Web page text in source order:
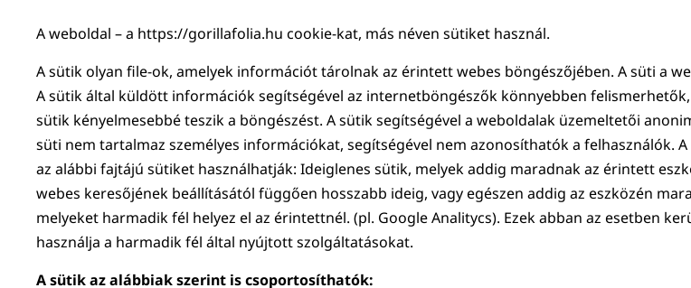
A weboldal – a https://gorillafolia.hu cookie-kat, más néven sütiket használ.
A sütik olyan file-ok, amelyek információt tárolnak az érintett webes böngészőjében. A süti a
A sütik által küldött információk segítségével az internetböngészők könnyebben
sütik kényelmesebbé teszik a böngészést. A sütik segítségével a weboldalak üzemeltetői
süti nem tartalmaz személyes információkat, segítségével nem azonosíthatók a felhasználók.
az alábbi fajtájú sütiket használhatják: Ideiglenes sütik, melyek addig maradnak az érintett
webes keresőjének beállításától függően hosszabb ideig, vagy egészen addig az eszközén
melyeket harmadik fél helyez el az érintettnél. (pl. Google Analitycs). Ezek abban az esetben
használja a harmadik fél által nyújtott szolgáltatásokat.
A sütik az alábbiak szerint is csoportosíthatók: